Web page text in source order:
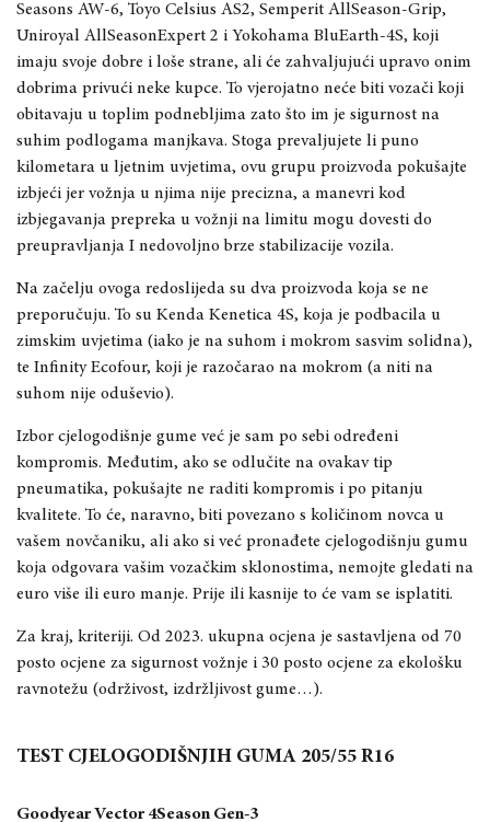
Seasons AW-6, Toyo Celsius AS2, Semperit AllSeason-Grip,
Uniroyal AllSeasonExpert 2 i Yokohama BluEarth-4S, koji
imaju svoje dobre i loše strane, ali će zahvaljujući upravo onim
dobrima privući neke kupce. To vjerojatno neće biti vozači koji
obitavaju u toplim podnebljima zato što im je sigurnost na
suhim podlogama manjkava. Stoga prevaljujete li puno
kilometara u ljetnim uvjetima, ovu grupu proizvoda pokušajte
izbjeći jer vožnja u njima nije precizna, a manevri kod
izbjegavanja prepreka u vožnji na limitu mogu dovesti do
preupravljanja I nedovoljno brze stabilizacije vozila.
Na začelju ovoga redoslijeda su dva proizvoda koja se ne
preporučuju. To su Kenda Kenetica 4S, koja je podbacila u
zimskim uvjetima (iako je na suhom i mokrom sasvim solidna),
te Infinity Ecofour, koji je razočarao na mokrom (a niti na
suhom nije oduševio).
Izbor cjelogodišnje gume već je sam po sebi određeni
kompromis. Međutim, ako se odlučite na ovakav tip
pneumatika, pokušajte ne raditi kompromis i po pitanju
kvalitete. To će, naravno, biti povezano s količinom novca u
vašem novčaniku, ali ako si već pronađete cjelogodišnju gumu
koja odgovara vašim vozačkim sklonostima, nemojte gledati na
euro više ili euro manje. Prije ili kasnije to će vam se isplatiti.
Za kraj, kriteriji. Od 2023. ukupna ocjena je sastavljena od 70
posto ocjene za sigurnost vožnje i 30 posto ocjene za ekološku
ravnotežu (održivost, izdržljivost gume…).
TEST CJELOGODIŠNJIH GUMA 205/55 R16
Goodyear Vector 4Season Gen-3